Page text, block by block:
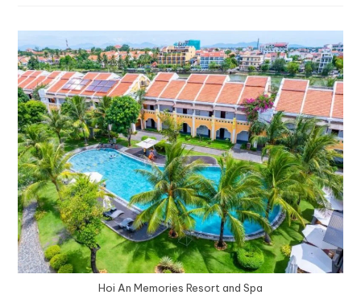
Hoi An Memories Resort and Spa